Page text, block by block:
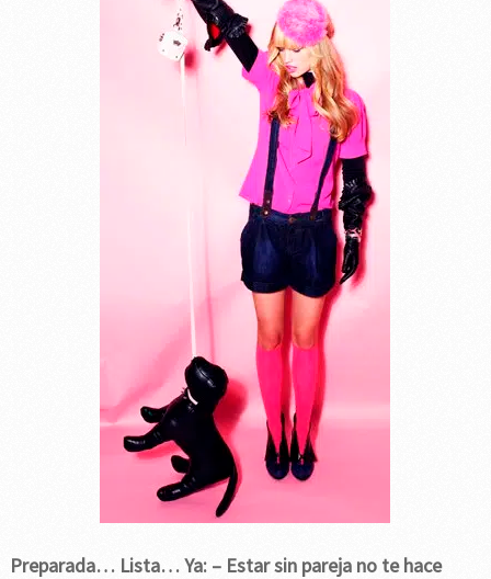
Preparada… Lista… Ya: – Estar sin pareja no te hace